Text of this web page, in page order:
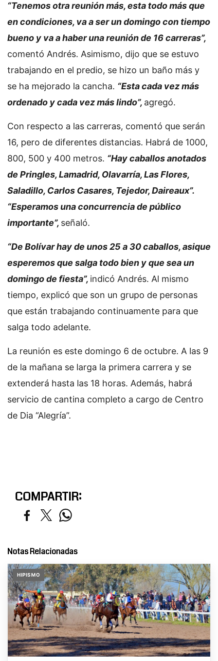
“Tenemos otra reunión más, esta todo más que
en condiciones, va a ser un domingo con tiempo
bueno y va a haber una reunión de 16 carreras”,
comentó Andrés. Asimismo, dijo que se estuvo
trabajando en el predio, se hizo un baño más y
se ha mejorado la cancha. “Esta cada vez más
ordenado y cada vez más lindo”, agregó.
Con respecto a las carreras, comentó que serán
16, pero de diferentes distancias. Habrá de 1000,
800, 500 y 400 metros. “Hay caballos anotados
de Pringles, Lamadrid, Olavarría, Las Flores,
Saladillo, Carlos Casares, Tejedor, Daireaux”.
“Esperamos una concurrencia de público
importante”, señaló.
“De Bolívar hay de unos 25 a 30 caballos, asique
esperemos que salga todo bien y que sea un
domingo de fiesta”, indicó Andrés. Al mismo
tiempo, explicó que son un grupo de personas
que están trabajando continuamente para que
salga todo adelante.
La reunión es este domingo 6 de octubre. A las 9
de la mañana se larga la primera carrera y se
extenderá hasta las 18 horas. Además, habrá
servicio de cantina completo a cargo de Centro
de Dia “Alegría”.
COMPARTIR:
Notas Relacionadas
HIPISMO